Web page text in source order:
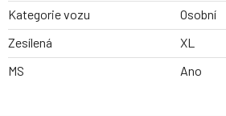
Kategorie vozu
Osobní
Zesílená
XL
MS
Ano